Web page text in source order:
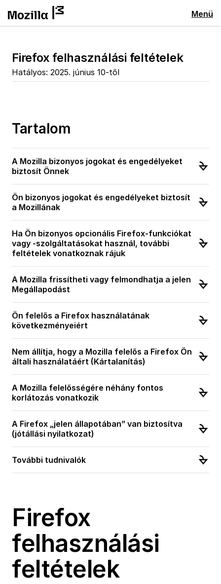
Menü
Firefox felhasználási feltételek
Hatályos: 2025. június 10-től
Tartalom
A Mozilla bizonyos jogokat és engedélyeket
biztosít Önnek
Ön bizonyos jogokat és engedélyeket biztosít
a Mozillának
Ha Ön bizonyos opcionális Firefox-funkciókat
vagy -szolgáltatásokat használ, további
feltételek vonatkoznak rájuk
A Mozilla frissítheti vagy felmondhatja a jelen
Megállapodást
Ön felelős a Firefox használatának
következményeiért
Nem állítja, hogy a Mozilla felelős a Firefox Ön
általi használatáért (Kártalanítás)
A Mozilla felelősségére néhány fontos
korlátozás vonatkozik
A Firefox „jelen állapotában” van biztosítva
(jótállási nyilatkozat)
További tudnivalók
Firefox
felhasználási
feltételek